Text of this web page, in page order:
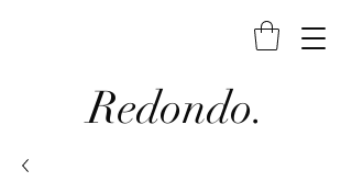
Redondo.